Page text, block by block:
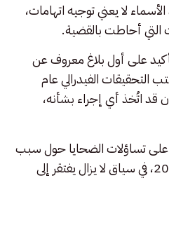
لا يعني توجيه اتهامات،
أحاطت بالقضية.
على أول بلاغ معروف عن
التحقيقات الفيدرالي عام
قد اتُخذ أي إجراء بشأنه،
تساؤلات الضحايا حول سبب
إغلاق التحقيق الأولي عام 2008، في سياق لا يزال يفتقر إلى